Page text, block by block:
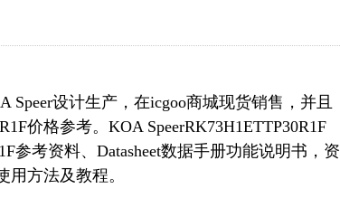
Speer设计生产，在icgoo商城现货销售，并且
价格参考。KOA SpeerRK73H1ETTP30R1F
参考资料、Datasheet数据手册功能说明书，资
用方法及教程。